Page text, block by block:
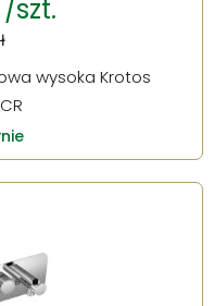
/szt.
wysoka Krotos